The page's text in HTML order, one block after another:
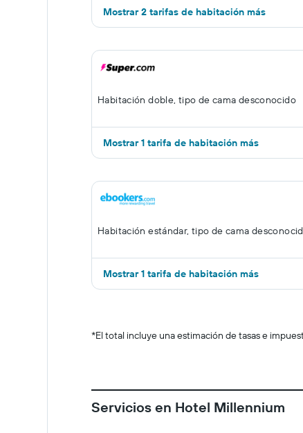
Mostrar 2 tarifas de habitación más
Habitación doble, tipo de cama desconocido
Mostrar 1 tarifa de habitación más
Habitación estándar, tipo de cama
Mostrar 1 tarifa de habitación más
*El total incluye una estimación de tasas e
Servicios en Hotel Millennium